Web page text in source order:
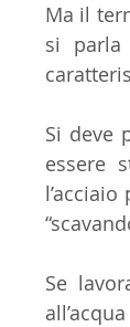
Ma il
si parla
Si deve
essere
Se